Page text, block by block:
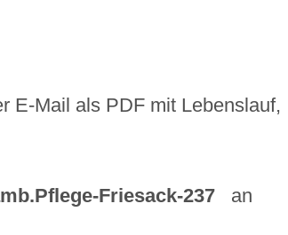
E-Mail als PDF mit Lebenslauf,
Friesack-237 an